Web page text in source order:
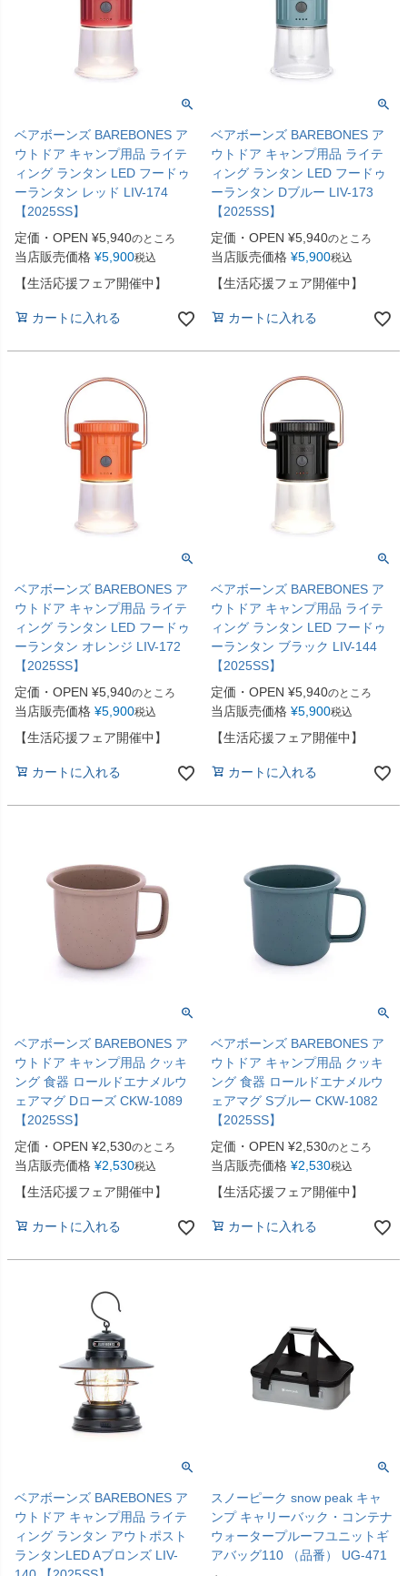
ベアボーンズ BAREBONES ア
ウトドア キャンプ用品 ライテ
ィング ランタン LED フードゥ
ーランタン レッド LIV-174
【2025SS】
定価・OPEN ¥5,940のところ
当店販売価格 ¥5,900税込
【生活応援フェア開催中】
カートに入れる
ベアボーンズ BAREBONES ア
ウトドア キャンプ用品 ライテ
ィング ランタン LED フードゥ
ーランタン Dブルー LIV-173
【2025SS】
定価・OPEN ¥5,940のところ
当店販売価格 ¥5,900税込
【生活応援フェア開催中】
カートに入れる
ベアボーンズ BAREBONES ア
ウトドア キャンプ用品 ライテ
ィング ランタン LED フードゥ
ーランタン オレンジ LIV-172
【2025SS】
定価・OPEN ¥5,940のところ
当店販売価格 ¥5,900税込
【生活応援フェア開催中】
カートに入れる
ベアボーンズ BAREBONES ア
ウトドア キャンプ用品 ライテ
ィング ランタン LED フードゥ
ーランタン ブラック LIV-144
【2025SS】
定価・OPEN ¥5,940のところ
当店販売価格 ¥5,900税込
【生活応援フェア開催中】
カートに入れる
ベアボーンズ BAREBONES ア
ウトドア キャンプ用品 クッキ
ング 食器 ロールドエナメルウ
ェアマグ Dローズ CKW-1089
【2025SS】
定価・OPEN ¥2,530のところ
当店販売価格 ¥2,530税込
【生活応援フェア開催中】
カートに入れる
ベアボーンズ BAREBONES ア
ウトドア キャンプ用品 クッキ
ング 食器 ロールドエナメルウ
ェアマグ Sブルー CKW-1082
【2025SS】
定価・OPEN ¥2,530のところ
当店販売価格 ¥2,530税込
【生活応援フェア開催中】
カートに入れる
ベアボーンズ BAREBONES ア
ウトドア キャンプ用品 ライテ
ィング ランタン アウトポスト
ランタンLED Aブロンズ LIV-
スノーピーク snow peak キャ
ンプ キャリーバック・コンテナ
ウォータープルーフユニットギ
アバッグ110 （品番） UG-471